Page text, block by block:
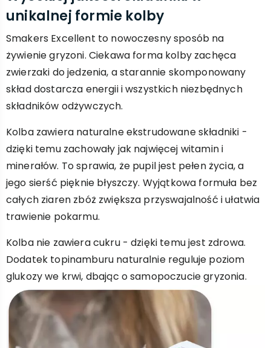
unikalnej formie kolby
Smakers Excellent to nowoczesny sposób na
żywienie gryzoni. Ciekawa forma kolby zachęca
zwierzaki do jedzenia, a starannie skomponowany
skład dostarcza energii i wszystkich niezbędnych
składników odżywczych.
Kolba zawiera naturalne ekstrudowane składniki -
dzięki temu zachowały jak najwięcej witamin i
minerałów. To sprawia, że pupil jest pełen życia, a
jego sierść pięknie błyszczy. Wyjątkowa formuła bez
całych ziaren zbóż zwiększa przyswajalność i ułatwia
trawienie pokarmu.
Kolba nie zawiera cukru - dzięki temu jest zdrowa.
Dodatek topinamburu naturalnie reguluje poziom
glukozy we krwi, dbając o samopoczucie gryzonia.